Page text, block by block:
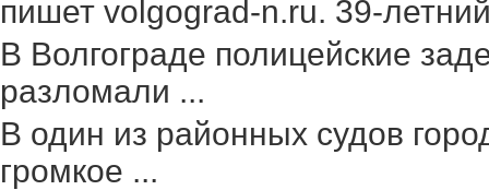
пишет volgograd-n.ru. 39-
В Волгограде полицейские
разломали ...
В один из районных судов
громкое ...